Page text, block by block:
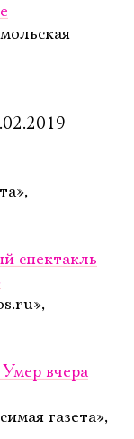
спектакль
вчера
газета»,